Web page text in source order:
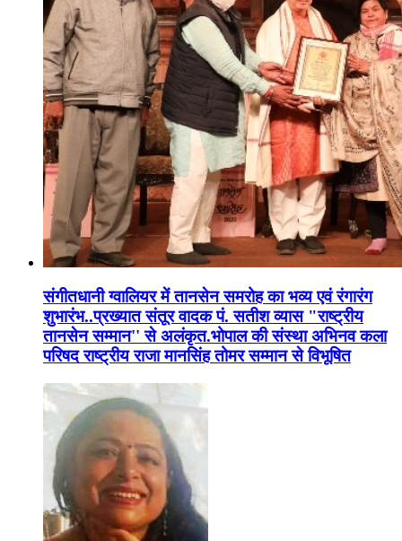
संगीतधानी ग्वालियर में तानसेन समरोह का भव्य एवं रंगारंग
शुभारंभ..प्रख्यात संतूर वादक पं. सतीश व्यास "राष्ट्रीय
तानसेन सम्मान'' से अलंकृत.भोपाल की संस्था अभिनव कला
परिषद राष्ट्रीय राजा मानसिंह तोमर सम्मान से विभूषित